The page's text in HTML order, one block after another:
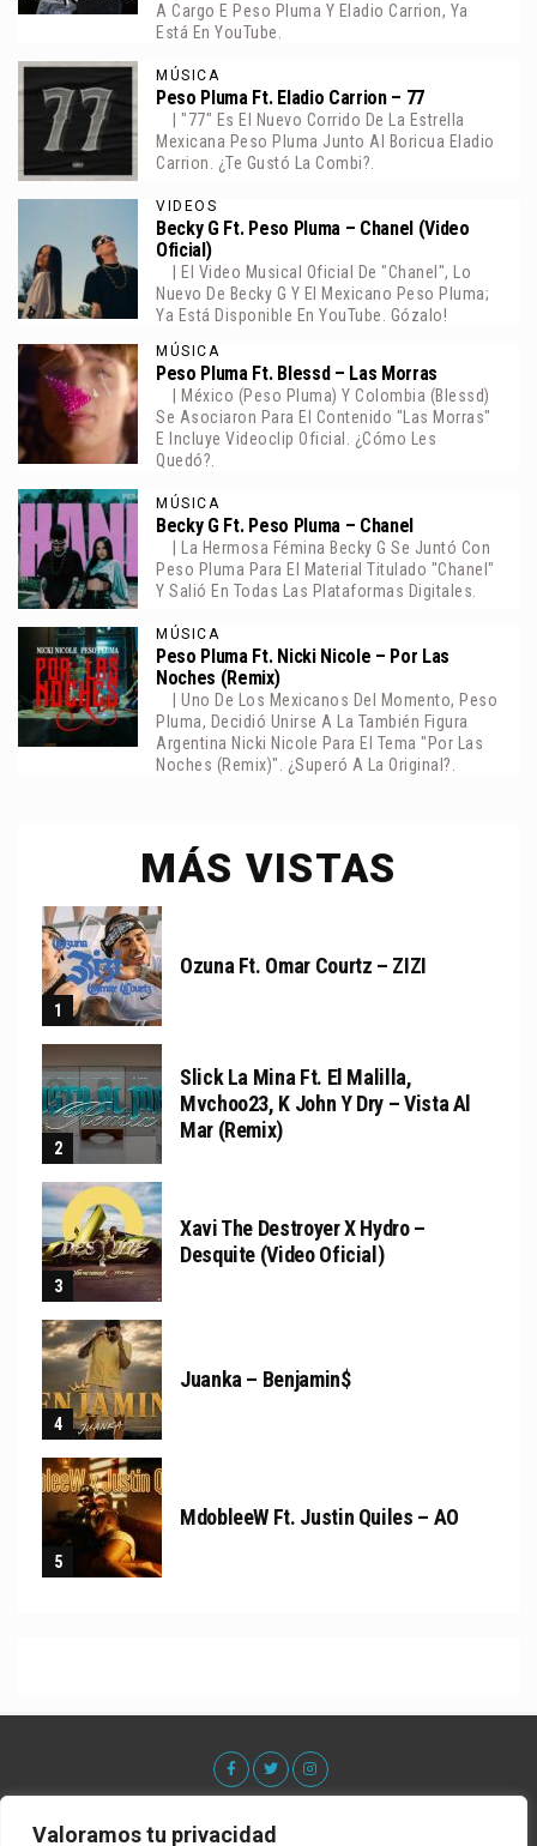
Valoramos tu privacidad
A Cargo E Peso Pluma Y Eladio Carrion, Ya
Está En YouTube.
MÚSICA
Peso Pluma Ft. Eladio Carrion – 77
| "77" Es El Nuevo Corrido De La Estrella
Mexicana Peso Pluma Junto Al Boricua Eladio
Carrion. ¿Te Gustó La Combi?.
VIDEOS
Becky G Ft. Peso Pluma – Chanel (Video
Oficial)
| El Video Musical Oficial De "Chanel", Lo
Nuevo De Becky G Y El Mexicano Peso Pluma;
Ya Está Disponible En YouTube. Gózalo!
MÚSICA
Peso Pluma Ft. Blessd – Las Morras
| México (Peso Pluma) Y Colombia (Blessd)
Se Asociaron Para El Contenido "Las Morras"
E Incluye Videoclip Oficial. ¿Cómo Les
Quedó?.
MÚSICA
Becky G Ft. Peso Pluma – Chanel
| La Hermosa Fémina Becky G Se Juntó Con
Peso Pluma Para El Material Titulado "Chanel"
Y Salió En Todas Las Plataformas Digitales.
MÚSICA
Peso Pluma Ft. Nicki Nicole – Por Las
Noches (Remix)
| Uno De Los Mexicanos Del Momento, Peso
Pluma, Decidió Unirse A La También Figura
Argentina Nicki Nicole Para El Tema "Por Las
Noches (Remix)". ¿Superó A La Original?.
MÁS VISTAS
Ozuna Ft. Omar Courtz – ZIZI
Slick La Mina Ft. El Malilla,
Mvchoo23, K John Y Dry – Vista Al
Mar (Remix)
Xavi The Destroyer X Hydro –
Desquite (Video Oficial)
Juanka – Benjamin$
MdobleeW Ft. Justin Quiles – AO